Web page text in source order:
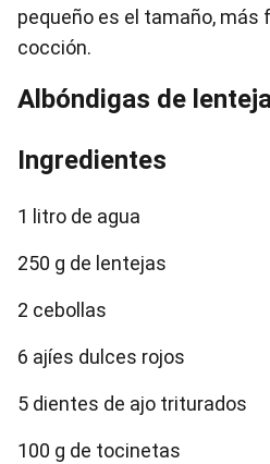
pequeño es el tamaño, más
cocción.
Albóndigas de
Ingredientes
1 litro de agua
250 g de lentejas
2 cebollas
6 ajíes dulces rojos
5 dientes de ajo triturados
100 g de tocinetas